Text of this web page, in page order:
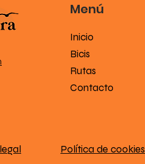
Menú
Inicio
Bicis
Rutas
Contacto
Política de cookies